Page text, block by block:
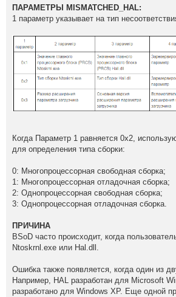
ПАРАМЕТРЫ MISMATCHED_HAL:
1 параметр указывает на тип
Когда Параметр 1 равняется 0x2,
для определения типа сборки:
0: Многопроцессорная свободная сборка;
1: Многопроцессорная отладочная сборка;
2: Однопроцессорная свободная сборка;
3: Однопроцессорная отладочная сборка.
ПРИЧИНА
BSoD часто происходит, когда
Ntoskrnl.exe или Hal.dll.
Ошибка также появляется, когда один из
Например, HAL разработан для Microsoft
разработано для Windows XP. Еще одной